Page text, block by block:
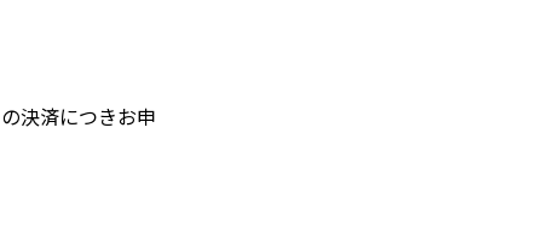
決済につきお申